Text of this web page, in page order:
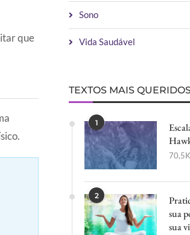
que
Sono
Vida Saudável
TEXTOS MAIS
1
2
sua
sua